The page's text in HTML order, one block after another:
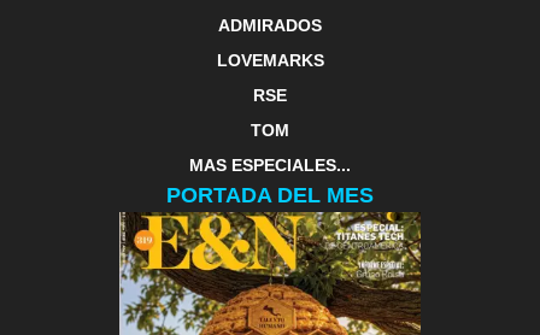
ADMIRADOS
LOVEMARKS
RSE
TOM
MAS ESPECIALES...
PORTADA DEL MES